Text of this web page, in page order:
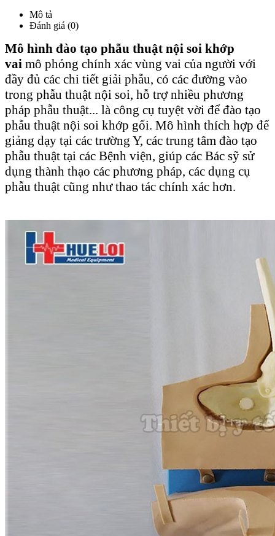
Mô tả
Đánh giá (0)
Mô hình đào tạo phẫu thuật nội soi khớp
vai mô phỏng chính xác vùng vai của người với
đầy đủ các chi tiết giải phẫu, có các đường vào
trong phẫu thuật nội soi, hỗ trợ nhiều phương
pháp phẫu thuật... là công cụ tuyệt vời để đào tạo
phẫu thuật nội soi khớp gối. Mô hình thích hợp để
giảng dạy tại các trường Y, các trung tâm đào tạo
phẫu thuật tại các Bệnh viện, giúp các Bác sỹ sử
dụng thành thạo các phương pháp, các dụng cụ
phẫu thuật cũng như thao tác chính xác hơn.